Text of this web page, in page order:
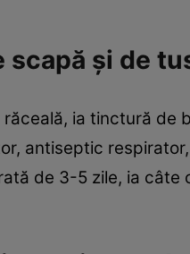
scapă şi de
răceală, ia tinctură
antiseptic
de 3-5 zile, ia